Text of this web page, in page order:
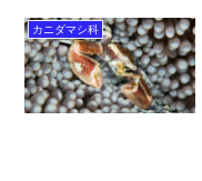
カニダマシ科